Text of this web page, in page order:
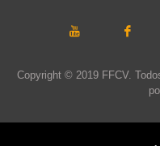
Copyright © 2019 FFCV.